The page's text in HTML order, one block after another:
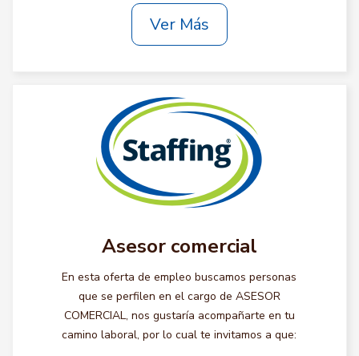
Ver Más
Asesor comercial
En esta oferta de empleo buscamos personas
que se perfilen en el cargo de ASESOR
COMERCIAL, nos gustaría acompañarte en tu
camino laboral, por lo cual te invitamos a que: